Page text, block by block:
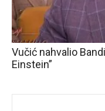
Vučić nahvalio
Einstein”